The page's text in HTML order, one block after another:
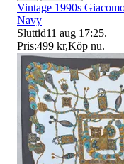
Vintage 1990s
Navy
Sluttid11 aug 17:25.
Pris:499 kr,Köp nu.